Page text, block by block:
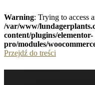
Warning: Trying to access
/var/www/
content/plugins/elementor-
pro/modules/
Przejdź do treści